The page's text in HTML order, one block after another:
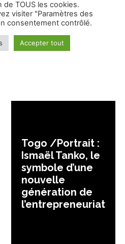
Togo /Portrait :
Ismaël Tanko, le
symbole d’une
nouvelle
génération de
l’entrepreneuriat